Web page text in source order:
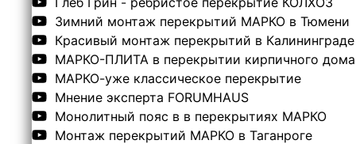
Зимний монтаж перекрытий МАРКО в Тюмени
Красивый монтаж перекрытий в Калининграде
МАРКО-ПЛИТА в перекрытии кирпичного дома
МАРКО-уже классическое перекрытие
Мнение эксперта FORUMHAUS
Монолитный пояс в в перекрытиях МАРКО
Монтаж перекрытий МАРКО в Таганроге